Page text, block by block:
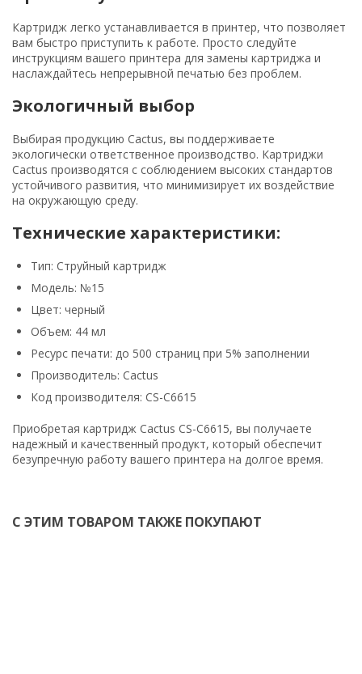
Картридж легко устанавливается в принтер, что позволяет
вам быстро приступить к работе. Просто следуйте
инструкциям вашего принтера для замены картриджа и
наслаждайтесь непрерывной печатью без проблем.
Экологичный выбор
Выбирая продукцию Cactus, вы поддерживаете
экологически ответственное производство. Картриджи
Cactus производятся с соблюдением высоких стандартов
устойчивого развития, что минимизирует их воздействие
на окружающую среду.
Технические характеристики:
Тип: Струйный картридж
Модель: №15
Цвет: черный
Объем: 44 мл
Ресурс печати: до 500 страниц при 5% заполнении
Производитель: Cactus
Код производителя: CS-C6615
Приобретая картридж Cactus CS-C6615, вы получаете
надежный и качественный продукт, который обеспечит
безупречную работу вашего принтера на долгое время.
С ЭТИМ ТОВАРОМ ТАКЖЕ ПОКУПАЮТ